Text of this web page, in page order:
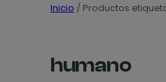
Inicio / Productos
humano